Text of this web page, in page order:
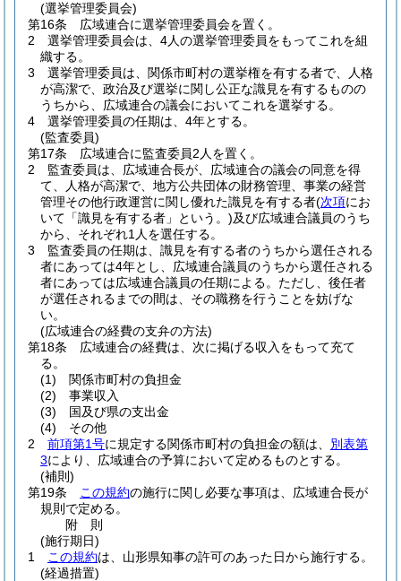
(選挙管理委員会)
第16条
広域連合に選挙管理委員会を置く。
2
選挙管理委員会は、4人の選挙管理委員をもってこれを組
織する。
3
選挙管理委員は、関係市町村の選挙権を有する者で、人格
が高潔で、政治及び選挙に関し公正な識見を有するものの
うちから、広域連合の議会においてこれを選挙する。
4
選挙管理委員の任期は、4年とする。
(監査委員)
第17条
広域連合に監査委員2人を置く。
2
監査委員は、広域連合長が、広域連合の議会の同意を得
て、人格が高潔で、地方公共団体の財務管理、事業の経営
管理その他行政運営に関し優れた識見を有する者(次項にお
いて「識見を有する者」という。)及び広域連合議員のうち
から、それぞれ1人を選任する。
3
監査委員の任期は、識見を有する者のうちから選任される
者にあっては4年とし、広域連合議員のうちから選任される
者にあっては広域連合議員の任期による。 ただし、後任者
が選任されるまでの間は、その職務を行うことを妨げな
い。
(広域連合の経費の支弁の方法)
第18条
広域連合の経費は、次に掲げる収入をもって充て
る。
(1)
関係市町村の負担金
(2)
事業収入
(3)
国及び県の支出金
(4)
その他
2
前項第1号に規定する関係市町村の負担金の額は、 別表第
3により、広域連合の予算において定めるものとする。
(補則)
第19条
この規約の施行に関し必要な事項は、広域連合長が
規則で定める。
附 則
(施行期日)
1
この規約は、山形県知事の許可のあった日から施行する。
(経過措置)